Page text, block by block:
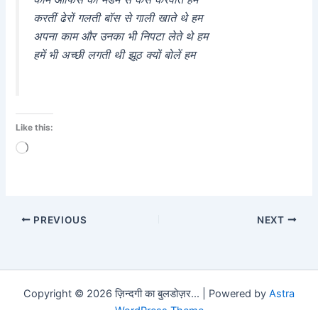
करतीं ढेरों गलती बॉस से गाली खाते थे हम
अपना काम और उनका भी निपटा लेते थे हम
हमें भी अच्छी लगती थी झूठ क्यों बोलें हम
Like this:
Loading…
PREVIOUS NEXT
Copyright © 2026 ज़िन्दगी का बुलडोज़र... | Powered by Astra